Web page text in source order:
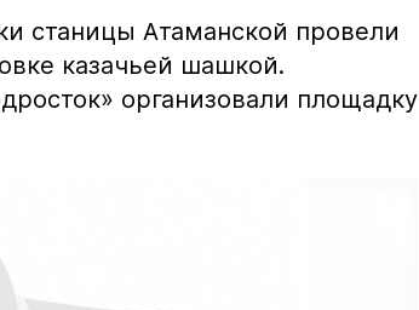
станицы Атаманской провели
казачьей шашкой.
организовали площадку